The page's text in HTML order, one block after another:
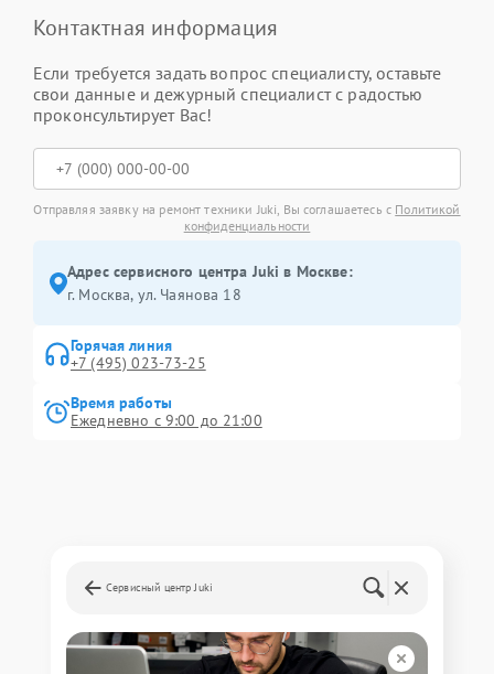
Контактная информация
Если требуется задать вопрос специалисту, оставьте
свои данные и дежурный специалист с радостью
проконсультирует Вас!
Отправляя заявку на ремонт техники Juki, Вы соглашаетесь с Политикой
конфиденциальности
Адрес сервисного центра Juki в Москве:
г. Москва, ул. Чаянова 18
Горячая линия
+7 (495) 023-73-25
Время работы
Ежедневно с 9:00 до 21:00
Сервисный центр Juki